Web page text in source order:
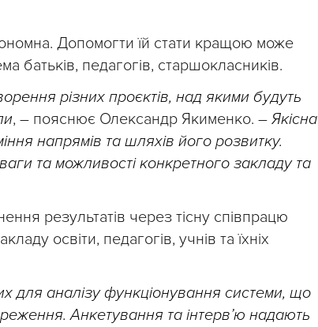
Допомогти їй стати кращою може
батьків, педагогів, старшокласників.
різних проєктів, над якими будуть
, – пояснює Олександр Якименко. – Якісна
напрямів та шляхів його розвитку.
та можливості конкретного закладу та
результатів через тісну співпрацю
освіти, педагогів, учнів та їхніх
для аналізу функціонування системи, що
Анкетування та інтерв’ю надають